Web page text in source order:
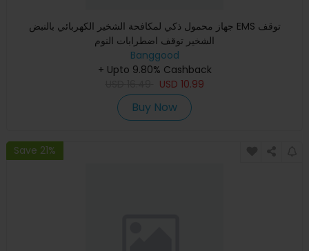
جهاز محمول ذكي لمكافحة الشخير الكهربائي بالنبض EMS توقف
الشخير توقف اضطرابات النوم
Banggood
+ Upto 9.80% Cashback
USD 10.99
Buy Now
Save 21%